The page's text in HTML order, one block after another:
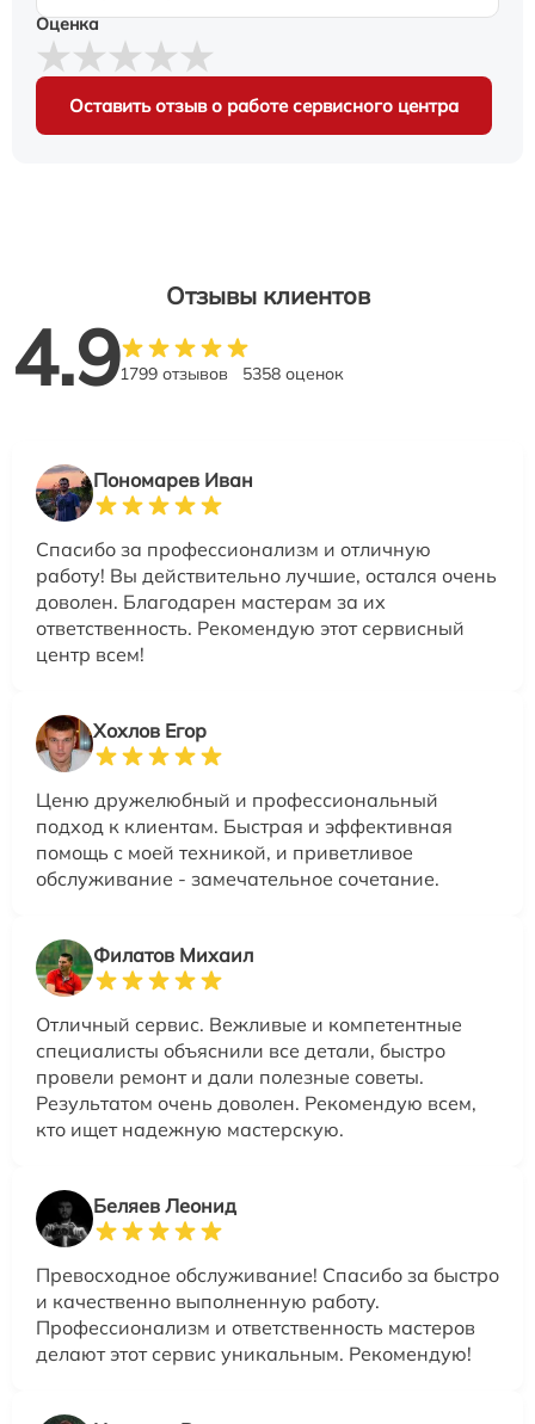
Оценка
Оставить отзыв о работе сервисного центра
Отзывы клиентов
4.91799 отзывов 5358 оценок
Пономарев Иван
Спасибо за профессионализм и отличную
работу! Вы действительно лучшие, остался очень
доволен. Благодарен мастерам за их
ответственность. Рекомендую этот сервисный
центр всем!
Хохлов Егор
Ценю дружелюбный и профессиональный
подход к клиентам. Быстрая и эффективная
помощь с моей техникой, и приветливое
обслуживание - замечательное сочетание.
Филатов Михаил
Отличный сервис. Вежливые и компетентные
специалисты объяснили все детали, быстро
провели ремонт и дали полезные советы.
Результатом очень доволен. Рекомендую всем,
кто ищет надежную мастерскую.
Беляев Леонид
Превосходное обслуживание! Спасибо за быстро
и качественно выполненную работу.
Профессионализм и ответственность мастеров
делают этот сервис уникальным. Рекомендую!